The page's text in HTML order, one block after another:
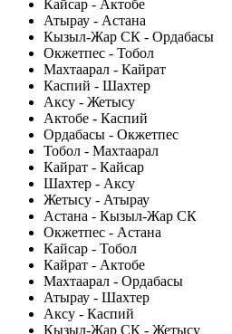
Кайсар - Актобе
Атырау - Астана
Кызыл-Жар СК - Ордабасы
Окжетпес - Тобол
Махтаарал - Кайрат
Каспий - Шахтер
Аксу - Жетысу
Актобе - Каспий
Ордабасы - Окжетпес
Тобол - Махтаарал
Кайрат - Кайсар
Шахтер - Аксу
Жетысу - Атырау
Астана - Кызыл-Жар СК
Окжетпес - Астана
Кайсар - Тобол
Кайрат - Актобе
Махтаарал - Ордабасы
Атырау - Шахтер
Аксу - Каспий
Кызыл-Жар СК - Жетысу